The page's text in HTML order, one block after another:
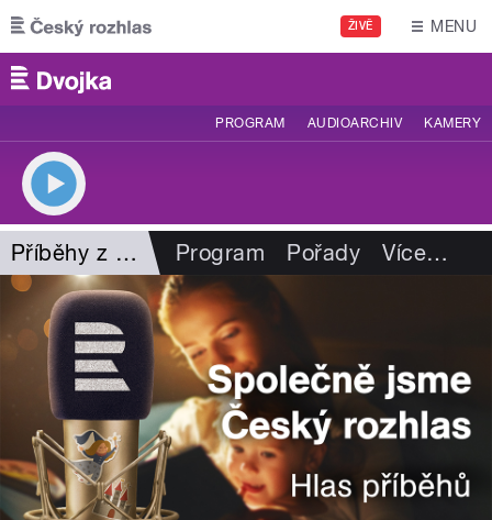
Přejít k hlavnímu obsahu
ŽIVĚ MENU
PROGRAM AUDIOARCHIV KAMERY
Příběhy z kalendáře Program Pořady Více…